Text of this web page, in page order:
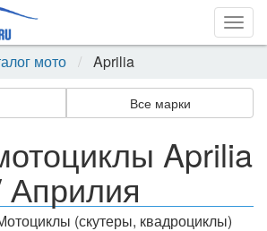
мото Aprilia
Все марки
Aprilia
Априлия
(скутеры, квадроциклы)